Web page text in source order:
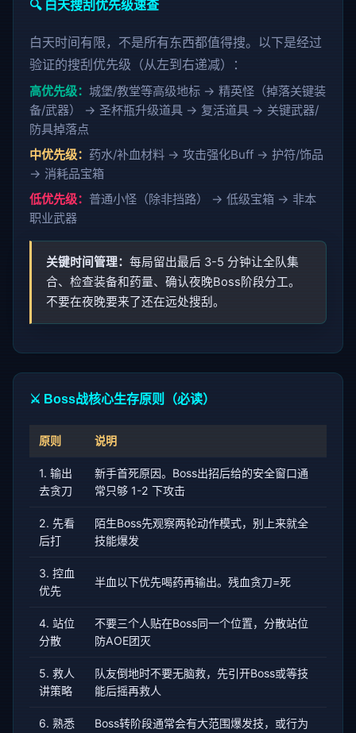
🔍 白天搜刮优先级速查
白天时间有限，不是所有东西都值得搜。以下是经过
验证的搜刮优先级（从左到右递减）：
高优先级： 城堡/教堂等高级地标 → 精英怪（掉落关键装
备/武器） → 圣杯瓶升级道具 → 复活道具 → 关键武器/
防具掉落点
中优先级： 药水/补血材料 → 攻击强化Buff → 护符/饰品
→ 消耗品宝箱
低优先级： 普通小怪（除非挡路） → 低级宝箱 → 非本
职业武器
关键时间管理： 每局留出最后 3-5 分钟让全队集
合、检查装备和药量、确认夜晚Boss阶段分工。
不要在夜晚要来了还在远处搜刮。
⚔️ Boss战核心生存原则（必读）
原则 说明
1. 输出
去贪刀
新手首死原因。Boss出招后给的安全窗口通
常只够 1-2 下攻击
2. 先看
后打
陌生Boss先观察两轮动作模式，别上来就全
技能爆发
3. 控血
优先
半血以下优先喝药再输出。残血贪刀=死
4. 站位
分散
不要三个人贴在Boss同一个位置，分散站位
防AOE团灭
5. 救人
讲策略
队友倒地时不要无脑救，先引开Boss或等技
能后摇再救人
6. 熟悉
Boss转阶段通常会有大范围爆发技，或行为